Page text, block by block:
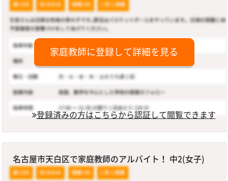
家庭教師に登録して詳細を見る
登録済みの方はこちらから認証して閲覧できます
名古屋市天白区で家庭教師のアルバイト！ 中2(女子)